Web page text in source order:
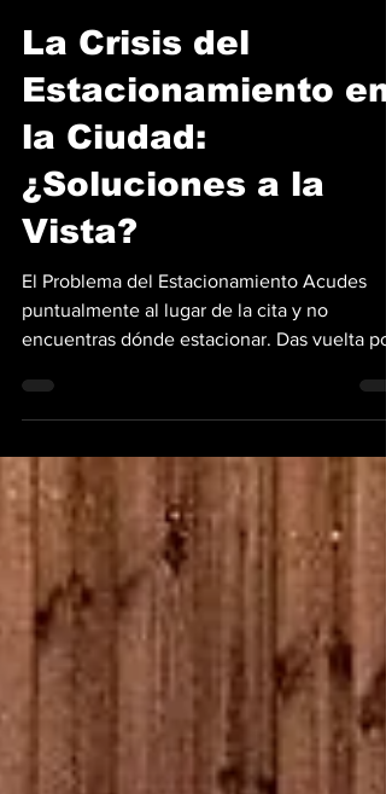
Mario Andrés Muñoz
23 may
3 min de lectura
La Crisis del
Estacionamiento en
la Ciudad:
¿Soluciones a la
Vista?
El Problema del Estacionamiento Acudes
puntualmente al lugar de la cita y no
sigues manejando y nada. Entonces
de forma imprudente, dejarlo mal
estacionado para no llegar tan tarde. En
realidad, no hay dónde estacionar y cada
esta realidad, es más crítica. Y entonces,
la norma a su favor, las autoridades
e imponen una boleta. Esto se repite,